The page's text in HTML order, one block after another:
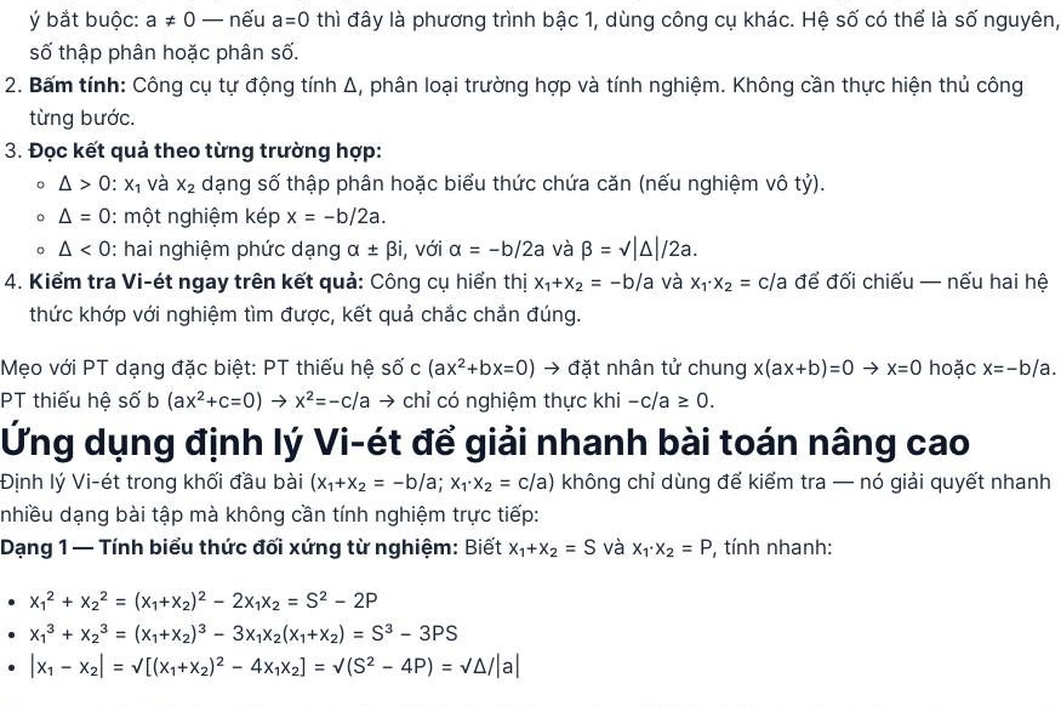
ý bắt buộc: a ≠ 0 — nếu a=0 thì đây là phương trình bậc 1, dùng công cụ khác. Hệ số có thể là số nguyên,
số thập phân hoặc phân số.
Bấm tính: Công cụ tự động tính Δ, phân loại trường hợp và tính nghiệm. Không cần thực hiện thủ công
từng bước.
Đọc kết quả theo từng trường hợp:
Δ > 0: x₁ và x₂ dạng số thập phân hoặc biểu thức chứa căn (nếu nghiệm vô tỷ).
Δ = 0: một nghiệm kép x = −b/2a.
Δ < 0: hai nghiệm phức dạng α ± βi, với α = −b/2a và β = √|Δ|/2a.
Kiểm tra Vi-ét ngay trên kết quả: Công cụ hiển thị x₁+x₂ = −b/a và x₁·x₂ = c/a để đối chiếu — nếu hai hệ
thức khớp với nghiệm tìm được, kết quả chắc chắn đúng.
Mẹo với PT dạng đặc biệt: PT thiếu hệ số c (ax²+bx=0) → đặt nhân tử chung x(ax+b)=0 → x=0 hoặc x=−b/a.
PT thiếu hệ số b (ax²+c=0) → x²=−c/a → chỉ có nghiệm thực khi −c/a ≥ 0.
Ứng dụng định lý Vi-ét để giải nhanh bài toán nâng cao
Định lý Vi-ét trong khối đầu bài (x₁+x₂ = −b/a; x₁·x₂ = c/a) không chỉ dùng để kiểm tra — nó giải quyết nhanh
nhiều dạng bài tập mà không cần tính nghiệm trực tiếp:
Dạng 1 — Tính biểu thức đối xứng từ nghiệm: Biết x₁+x₂ = S và x₁·x₂ = P, tính nhanh:
x₁² + x₂² = (x₁+x₂)² − 2x₁x₂ = S² − 2P
x₁³ + x₂³ = (x₁+x₂)³ − 3x₁x₂(x₁+x₂) = S³ − 3PS
|x₁ − x₂| = √[(x₁+x₂)² − 4x₁x₂] = √(S² − 4P) = √Δ/|a|